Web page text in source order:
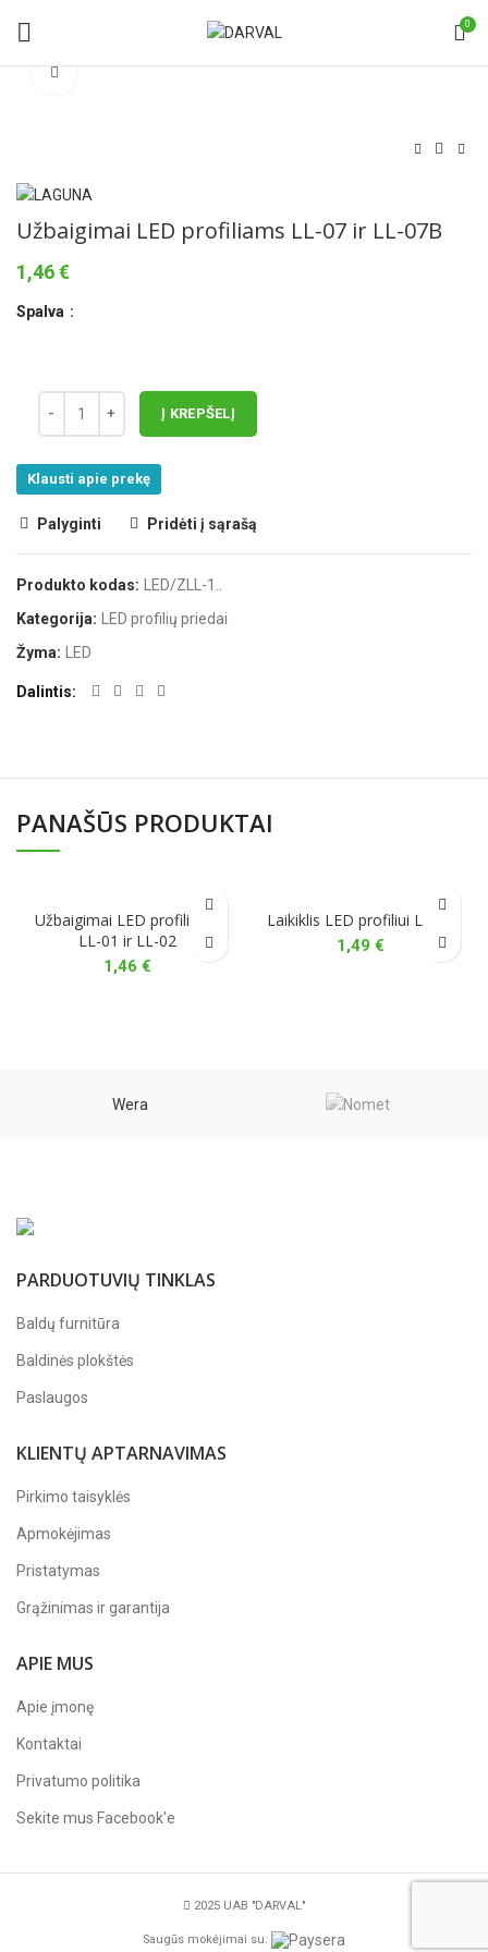
0
Užbaigimai LED profiliams LL-07 ir LL-07B
1,46€
Spalva
Į KREPŠELĮ
Klausti apie prekę
Palyginti Pridėti į sąrašą
Produkto kodas: LED/ZLL-1..
Kategorija: LED profilių priedai
Žyma: LED
Dalintis
PANAŠŪS PRODUKTAI
Užbaigimai LED profiliams
LL-01 ir LL-02
1,46 €
Laikiklis LED profiliui LL-07
1,49 €
Wera
PARDUOTUVIŲ TINKLAS
Baldų furnitūra
Baldinės plokštės
Paslaugos
KLIENTŲ APTARNAVIMAS
Pirkimo taisyklės
Apmokėjimas
Pristatymas
Grąžinimas ir garantija
APIE MUS
Apie įmonę
Kontaktai
Privatumo politika
Sekite mus Facebook'e
2025 UAB "DARVAL"
Saugūs mokėjimai su: